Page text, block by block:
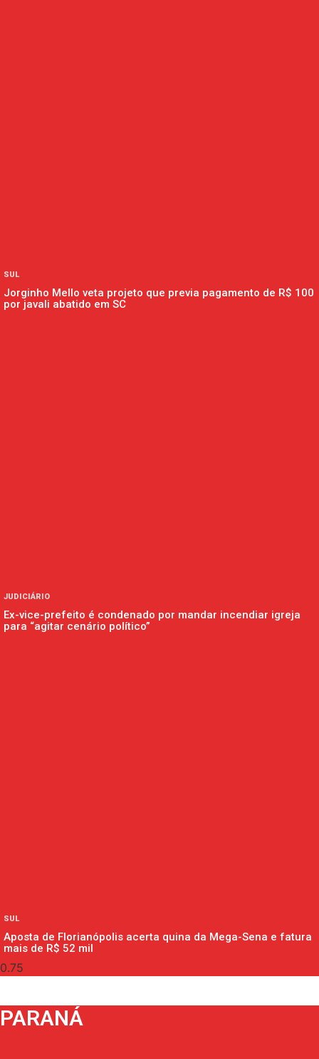
SUL
Jorginho Mello veta projeto que previa pagamento de R$ 100
por javali abatido em SC
JUDICIÁRIO
Ex-vice-prefeito é condenado por mandar incendiar igreja
para “agitar cenário político”
SUL
Aposta de Florianópolis acerta quina da Mega-Sena e fatura
mais de R$ 52 mil
PARANÁ